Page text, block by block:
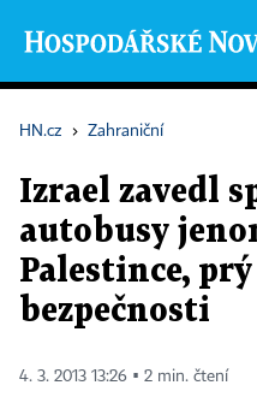
HN.cz › Zahraniční
Izrael zavedl
autobusy
Palestince,
bezpečnosti
4. 3. 2013 13:26 ▪ 2 min. čtení